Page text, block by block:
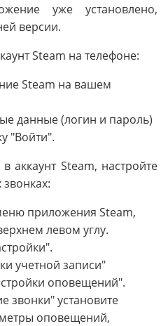
уже установлено,
версии.
Steam на телефоне:
Steam на вашем
данные (логин и пароль)
"Войти".
аккаунт Steam, настройте
приложения Steam,
левом углу.
учетной записи"
оповещений".
звонки" установите
оповещений,